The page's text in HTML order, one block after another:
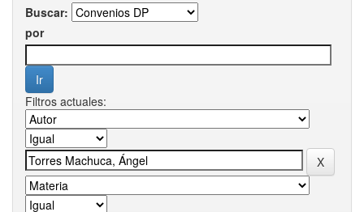
Buscar:
por
Filtros actuales: